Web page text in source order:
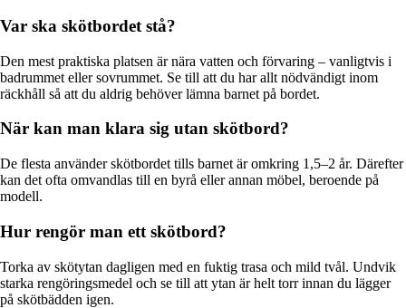
Var ska skötbordet stå?
Den mest praktiska platsen är nära vatten och förvaring – vanligtvis i
badrummet eller sovrummet. Se till att du har allt nödvändigt inom
räckhåll så att du aldrig behöver lämna barnet på bordet.
När kan man klara sig utan skötbord?
De flesta använder skötbordet tills barnet är omkring 1,5–2 år. Därefter
kan det ofta omvandlas till en byrå eller annan möbel, beroende på
modell.
Hur rengör man ett skötbord?
Torka av skötytan dagligen med en fuktig trasa och mild tvål. Undvik
starka rengöringsmedel och se till att ytan är helt torr innan du lägger
på skötbädden igen.